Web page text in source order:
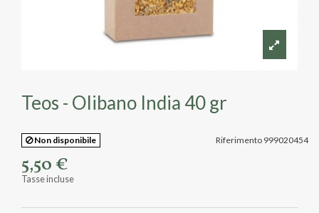
Teos - Olibano India 40 gr
Riferimento 999020454
Non disponibile
5,50 €
Tasse incluse